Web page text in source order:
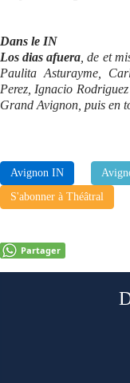
Dans le IN
Los dias afuera , de et
Paulita Asturayme,
Perez, Ignacio
Grand Avignon, puis en
Avignon IN
S'abonner à Théâtral
Partager